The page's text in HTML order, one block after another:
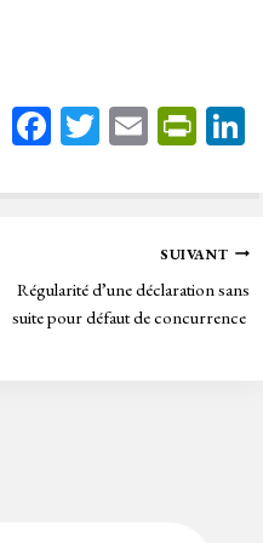
Fa
bo
T
tt
E
ail
Pr
tF
rie
n
dl
SUIVANT
Régularité d’une déclaration sans
suite pour défaut de concurrence